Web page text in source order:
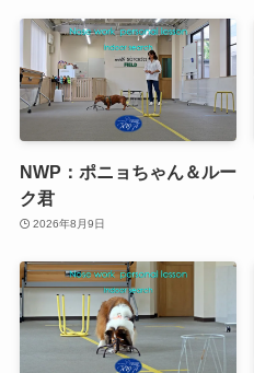
NWP：ポニョちゃん＆ルー
ク君
2026年8月9日